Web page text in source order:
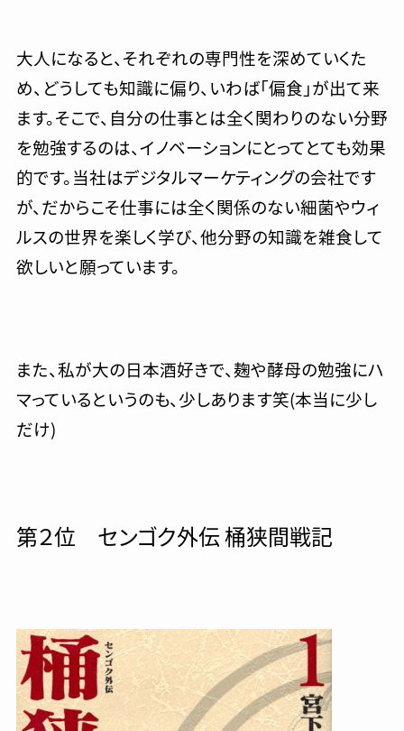
大人になると、それぞれの専門性を深めていくた
め、どうしても知識に偏り、いわば「偏食」が出て来
ます。そこで、自分の仕事とは全く関わりのない分野
を勉強するのは、イノベーションにとってとても効果
的です。当社はデジタルマーケティングの会社です
が、だからこそ仕事には全く関係のない細菌やウィ
ルスの世界を楽しく学び、他分野の知識を雑食して
欲しいと願っています。
また、私が大の日本酒好きで、麹や酵母の勉強にハ
マっているというのも、少しあります笑(本当に少し
だけ)
第２位 センゴク外伝 桶狭間戦記